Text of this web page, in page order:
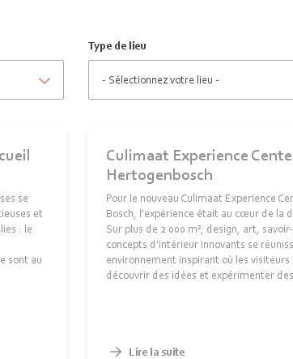
Type de lieu
se
et
: le
sont au
Culimaat Experience
Hertogenbosch
Pour le nouveau Culimaat Experience
Bosch, l'expérience était au cœur de la
Sur plus de 2 000 m², design, art,
concepts d'intérieur innovants se
environnement inspirant où les visiteurs
découvrir des idées et expérimenter
Lire la suite